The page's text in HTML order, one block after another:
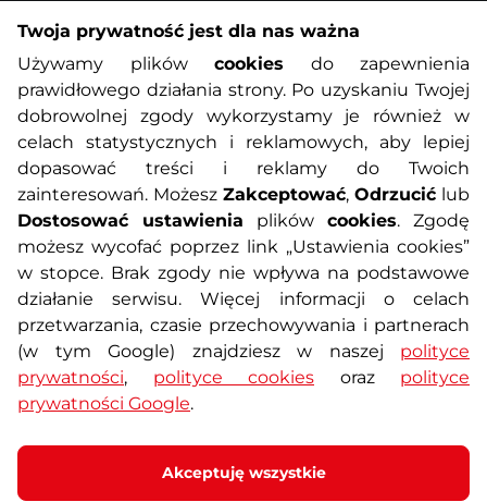
Informacje o zakupach
O nas Regulamin sklepu
Polityka prywatności Koszty przesyłek
Metody płatności Program lojalnościowy
Usługi dodatkowe Reklamacje i serwis
Formularz kontaktowy Wyposażenie siłowni
Twoja prywatność jest dla nas ważna
Używamy plików cookies do zapewnienia
prawidłowego działania strony. Po uzyskaniu Twojej
dobrowolnej zgody wykorzystamy je również w
celach statystycznych i reklamowych, aby lepiej
dopasować treści i reklamy do Twoich
zainteresowań. Możesz Zakceptować, Odrzucić lub
Dostosować ustawienia plików cookies. Zgodę
możesz wycofać poprzez link „Ustawienia cookies”
w stopce. Brak zgody nie wpływa na podstawowe
działanie serwisu. Więcej informacji o celach
przetwarzania, czasie przechowywania i partnerach
(w tym Google) znajdziesz w naszej polityce
prywatności, polityce cookies oraz polityce
prywatności Google.
Akceptuję wszystkie